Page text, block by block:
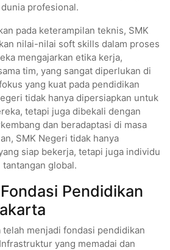
profesional.
pada keterampilan teknis, SMK
nilai-nilai soft skills dalam proses
mengajarkan etika kerja,
tim, yang sangat diperlukan di
yang kuat pada pendidikan
tidak hanya dipersiapkan untuk
tetapi juga dibekali dengan
dan beradaptasi di masa
SMK Negeri tidak hanya
siap bekerja, tetapi juga individu
global.
Pendidikan
menjadi fondasi pendidikan
yang memadai dan